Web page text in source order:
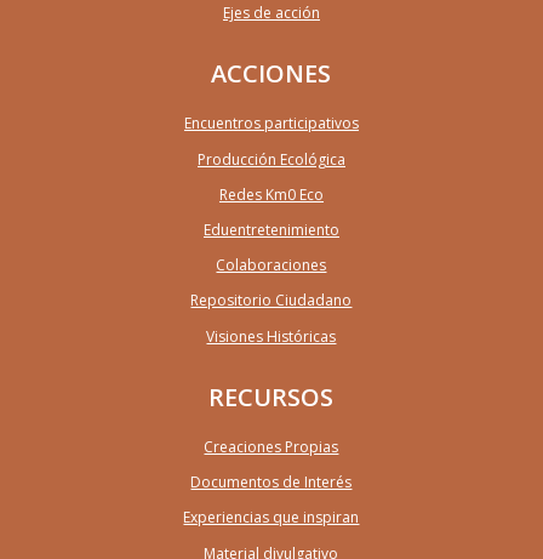
Ejes de acción
ACCIONES
Encuentros participativos
Producción Ecológica
Redes Km0 Eco
Eduentretenimiento
Colaboraciones
Repositorio Ciudadano
Visiones Históricas
RECURSOS
Creaciones Propias
Documentos de Interés
Experiencias que inspiran
Material divulgativo